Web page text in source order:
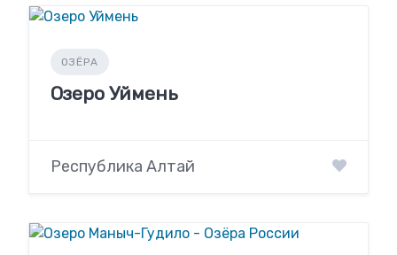
ОЗЁРА
Озеро Уймень
Республика Алтай